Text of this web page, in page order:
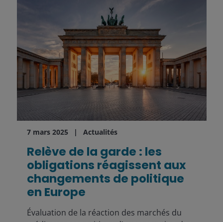
7 mars 2025 Actualités
Relève de la garde : les
obligations réagissent aux
changements de politique
en Europe
Évaluation de la réaction des marchés du